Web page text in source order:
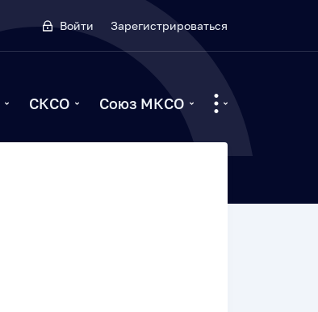
Войти Зарегистрироваться
СКСО Союз МКСО